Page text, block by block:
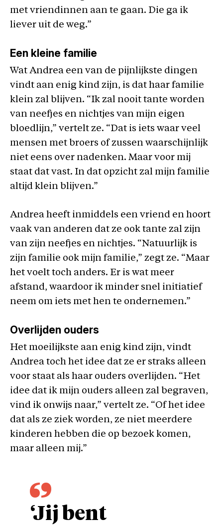
met vriendinnen aan te gaan. Die ga ik
liever uit de weg.”
Een kleine familie
Wat Andrea een van de pijnlijkste dingen
vindt aan enig kind zijn, is dat haar familie
klein zal blijven. “Ik zal nooit tante worden
van neefjes en nichtjes van mijn eigen
bloedlijn,” vertelt ze. “Dat is iets waar veel
mensen met broers of zussen waarschijnlijk
niet eens over nadenken. Maar voor mij
staat dat vast. In dat opzicht zal mijn familie
altijd klein blijven.”
Andrea heeft inmiddels een vriend en hoort
vaak van anderen dat ze ook tante zal zijn
van zijn neefjes en nichtjes. “Natuurlijk is
zijn familie ook mijn familie,” zegt ze. “Maar
het voelt toch anders. Er is wat meer
afstand, waardoor ik minder snel initiatief
neem om iets met hen te ondernemen.”
Overlijden ouders
Het moeilijkste aan enig kind zijn, vindt
Andrea toch het idee dat ze er straks alleen
voor staat als haar ouders overlijden. “Het
idee dat ik mijn ouders alleen zal begraven,
vind ik onwijs naar,” vertelt ze. “Of het idee
dat als ze ziek worden, ze niet meerdere
kinderen hebben die op bezoek komen,
maar alleen mij.”
‘Jij bent